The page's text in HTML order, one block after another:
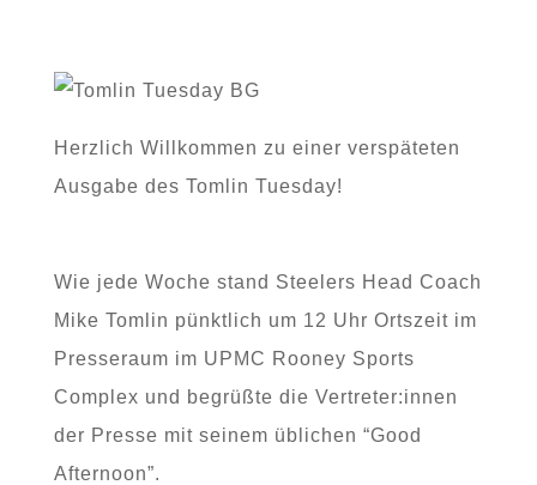
Herzlich Willkommen zu einer verspäteten
Ausgabe des Tomlin Tuesday!
Wie jede Woche stand Steelers Head Coach
Mike Tomlin pünktlich um 12 Uhr Ortszeit im
Presseraum im UPMC Rooney Sports
Complex und begrüßte die Vertreter:innen
der Presse mit seinem üblichen “Good
Afternoon”.